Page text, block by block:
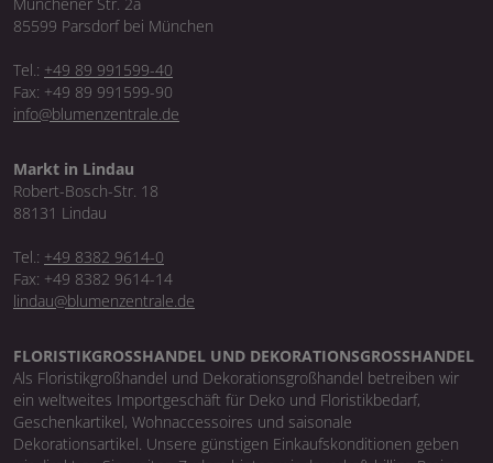
85599 Parsdorf bei München
Tel.: +49 89 991599-40
Fax: +49 89 991599-90
info@blumenzentrale.de
Markt in Lindau
Robert-Bosch-Str. 18
88131 Lindau
Tel.: +49 8382 9614-0
Fax: +49 8382 9614-14
lindau@blumenzentrale.de
FLORISTIKGROSSHANDEL UND DEKORATIONSGROSSHANDEL
Als Floristikgroßhandel und Dekorationsgroßhandel betreiben wir
ein weltweites Importgeschäft für Deko und Floristikbedarf,
Geschenkartikel, Wohnaccessoires und saisonale
Dekorationsartikel. Unsere günstigen Einkaufskonditionen geben